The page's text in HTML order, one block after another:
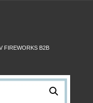
FIREWORKS B2B